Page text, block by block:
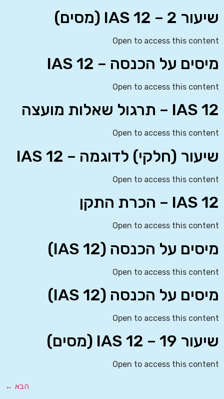
שיעור 2 – IAS 12 (מסים)
Open to access this content
מיסים על הכנסה – IAS 12
Open to access this content
IAS 12 – תרגול שאלות מועצה
Open to access this content
שיעור (חלקי) לדוגמה – IAS 12
Open to access this content
IAS 12 – הכרת התקן
Open to access this content
מיסים על הכנסה (IAS 12)
Open to access this content
מיסים על הכנסה (IAS 12)
Open to access this content
שיעור 19 – IAS 12 (מסים)
Open to access this content
הבא ←